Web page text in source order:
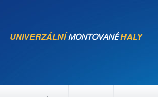
UNIVERZÁLNÍMONTOVANÉHALY